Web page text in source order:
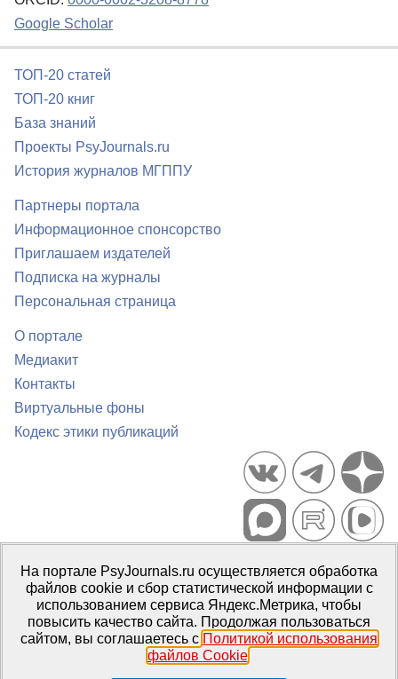
Google Scholar
ТОП-20 статей
ТОП-20 книг
База знаний
Проекты PsyJournals.ru
История журналов МГППУ
Партнеры портала
Информационное спонсорство
Приглашаем издателей
Подписка на журналы
Персональная страница
О портале
Медиакит
Контакты
Виртуальные фоны
Кодекс этики публикаций
Портал психологических изданий PsyJournals.ru, 2007–2026
Правила использования материалов
Свидетельство регистрации СМИЭл № ФС77-66447 от 14 июля
2016 г.
Издатель: ФГБОУ ВО МГППУ
На портале PsyJournals.ru осуществляется обработка
файлов cookie и сбор статистической информации с
использованием сервиса Яндекс.Метрика, чтобы
повысить качество сайта. Продолжая пользоваться
сайтом, вы соглашаетесь с Политикой использования
файлов Cookie.